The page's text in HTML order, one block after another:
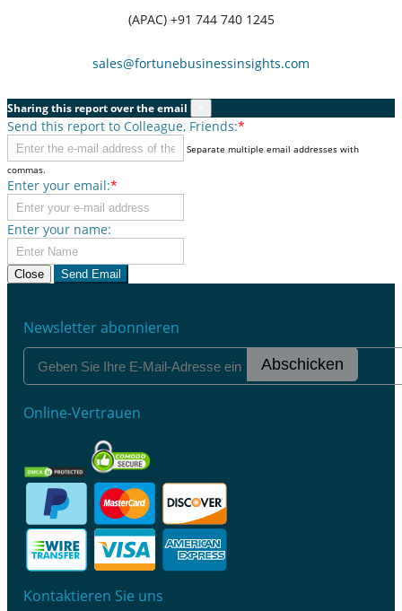
(APAC) +91 744 740 1245
sales@fortunebusinessinsights.com
Sharing this report over the email
Send this report to Colleague, Friends:*
Separate multiple email addresses with
commas.
Enter your email:*
Enter your name:
Close Send Email
Newsletter abonnieren
Abschicken
Online-Vertrauen
Kontaktieren Sie uns